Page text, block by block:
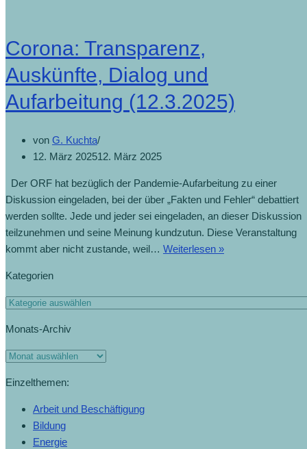
Corona: Transparenz,
Auskünfte, Dialog und
Aufarbeitung (12.3.2025)
von G. Kuchta
12. März 202512. März 2025
Der ORF hat bezüglich der Pandemie-Aufarbeitung zu einer
Diskussion eingeladen, bei der über „Fakten und Fehler“ debattiert
werden sollte. Jede und jeder sei eingeladen, an dieser Diskussion
teilzunehmen und seine Meinung kundzutun. Diese Veranstaltung
kommt aber nicht zustande, weil… Weiterlesen »
Kategorien
Monats-Archiv
Einzelthemen:
Arbeit und Beschäftigung
Bildung
Energie